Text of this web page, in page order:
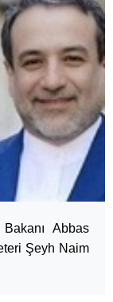
Abbas
Şeyh Naim